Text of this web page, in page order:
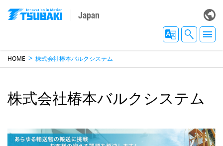
Japan
HOME 株式会社椿本バルクシステム
株式会社椿本バルクシステム